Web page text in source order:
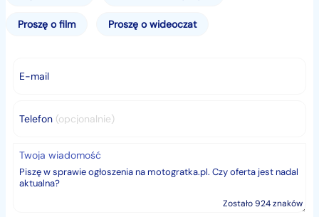
Proszę o film Proszę o wideoczat
E-mail
Telefon (opcjonalnie)
Twoja wiadomość
Zostało 924 znaków